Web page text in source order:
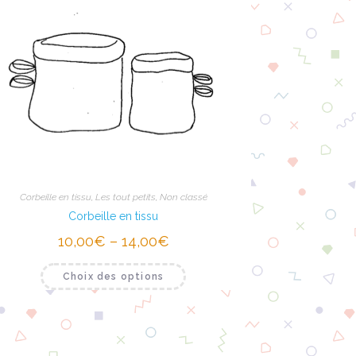
Corbeille en tissu, Les tout petits, Non classé
Corbeille en tissu
10,00€ – 14,00€
Choix des options